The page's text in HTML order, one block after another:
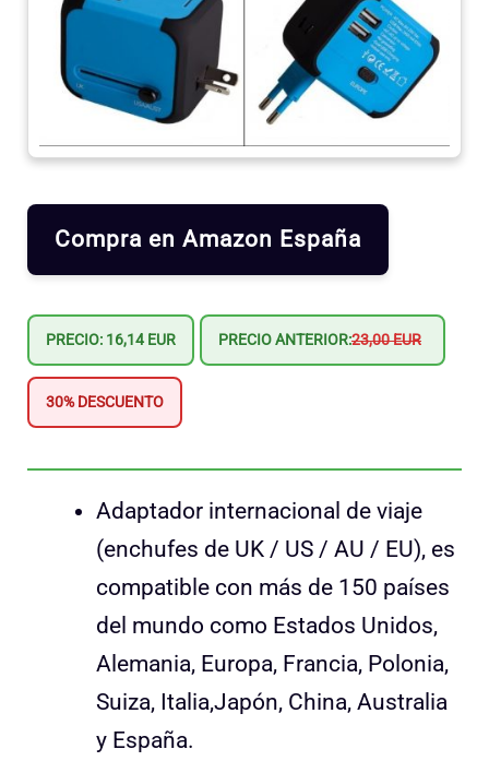
Compra en Amazon España
PRECIO: 16,14 EUR PRECIO ANTERIOR:23,00 EUR
30% DESCUENTO
Adaptador internacional de viaje
(enchufes de UK / US / AU / EU), es
compatible con más de 150 países
del mundo como Estados Unidos,
Alemania, Europa, Francia, Polonia,
Suiza, Italia,Japón, China, Australia
y España.